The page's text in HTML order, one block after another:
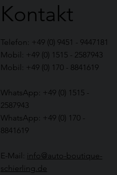
Kontakt
Telefon: +49 (0) 9451 - 9447181
Mobil: +49 (0) 1515 - 2587943
Mobil: +49 (0) 170 - 8841619
WhatsApp: +49 (0) 1515 -
2587943
WhatsApp: +49 (0) 170 -
8841619
E-Mail:
info@auto-boutique-
schierling.de